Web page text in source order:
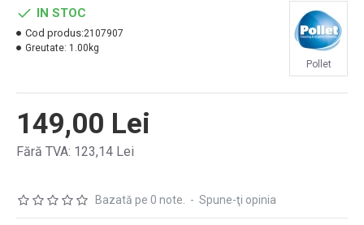
Bazată pe 0 note. - Spune-ţi opinia
149,00 Lei
Fără TVA: 123,14 Lei
IN STOC
Cod produs:2107907
Greutate: 1.00kg
Pollet